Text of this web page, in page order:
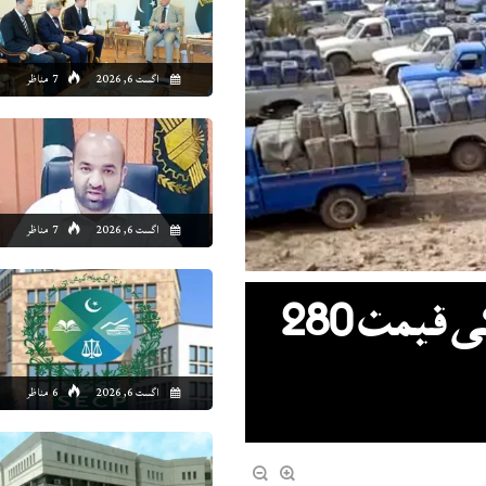
اگست 6, 2026 7 مناظر
اگست 6, 2026 7 مناظر
اگست 6, 2026 6 مناظر
بلوچستان میں ایرانی پیٹرول کی قیمت 280
08:00
33°C
09:00
35°C
10:00
37°C
11:00
39°C
12:00
41°C
13:00
42°C